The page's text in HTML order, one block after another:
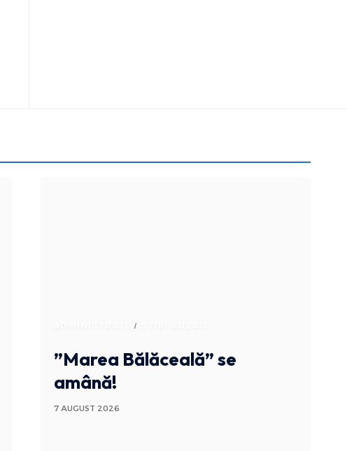
ADMINISTRATIV
”Marea Bălăceală” se
amână!
7 AUGUST 2026